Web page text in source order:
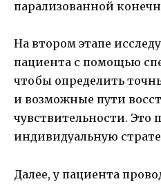
парализованной
На втором этапе
пациента с помощью
чтобы определить
и возможные пути
чувствительности. Это
индивидуальную
Далее, у пациента